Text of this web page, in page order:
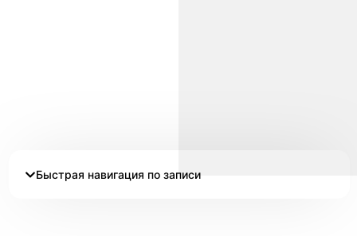
Быстрая навигация по записи